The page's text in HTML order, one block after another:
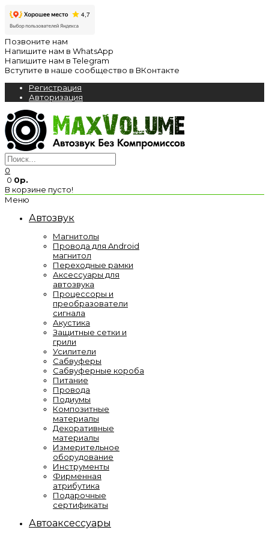
Позвоните нам
Напишите нам в WhatsApp
Напишите нам в Telegram
Вступите в наше сообщество в ВКонтакте
Регистрация
Авторизация
0
0 0р.
В корзине пусто!
Меню
Автозвук
Магнитолы
Провода для Android
магнитол
Переходные рамки
Аксессуары для
автозвука
Процессоры и
преобразователи
сигнала
Акустика
Защитные сетки и
грили
Усилители
Сабвуферы
Сабвуферные короба
Питание
Провода
Подиумы
Композитные
материалы
Декоративные
материалы
Измерительное
оборудование
Инструменты
Фирменная
атрибутика
Подарочные
сертификаты
Автоаксессуары